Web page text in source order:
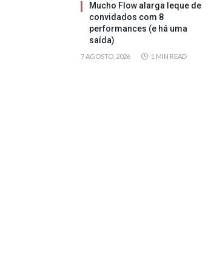
Mucho Flow alarga leque de
convidados com 8
performances (e há uma
saída)
7 AGOSTO, 2026 1 MIN READ